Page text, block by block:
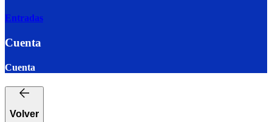
Entradas
Cuenta
Cuenta
Volver